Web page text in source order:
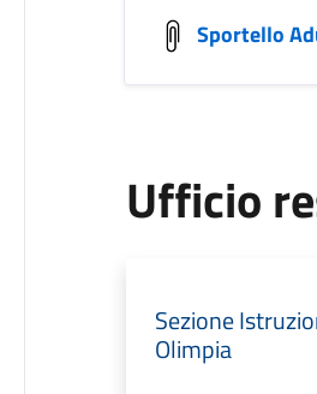
Sportello
Ufficio
Sezione
Olimpia